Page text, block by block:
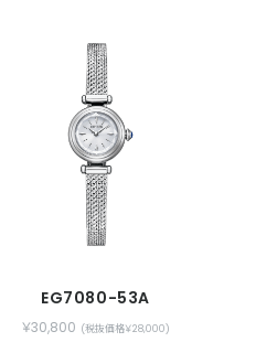
EG7080-53A
￥30,800 (税抜価格￥28,000)